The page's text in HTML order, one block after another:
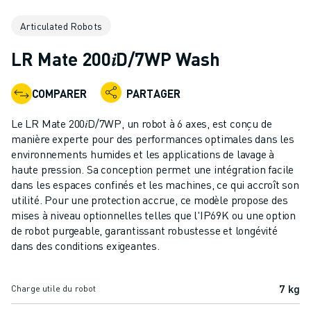
ROBOTS COLLABORATIFS
CONTRÔLEURS DE ROBOTS
ACCESSOIRES POUR ROBOTS
LOGICIEL ROBOT
LOGICIEL DE SIMULATION
PRODUITS DE ROBOTIQUE ÉDUCATIVE
AUTOMATISATION DES ROBOTS
ROBOTS DE SOUDAGE À L'ARC
ROBOTS ARTICULÉS
SÉRIE ARC MATE
SÉRIE M-900
ROBOTS DELTA
ROBOTS PALETTISEURS
Articulated Robots
LR Mate 200𝑖D/7WP Wash
COMPARER PARTAGER
Le LR Mate 200𝑖D/7WP, un robot à 6 axes, est conçu de
manière experte pour des performances optimales dans les
environnements humides et les applications de lavage à
haute pression. Sa conception permet une intégration facile
dans les espaces confinés et les machines, ce qui accroît son
utilité. Pour une protection accrue, ce modèle propose des
mises à niveau optionnelles telles que l'IP69K ou une option
de robot purgeable, garantissant robustesse et longévité
dans des conditions exigeantes.
Charge utile du robot 7 kg